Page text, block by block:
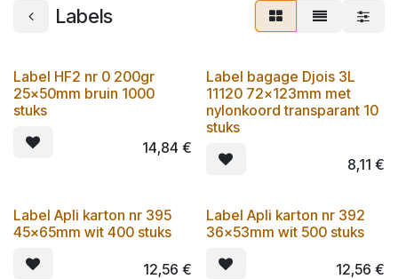
Labels
Label HF2 nr 0 200gr
25x50mm bruin 1000
stuks
14,84 €
Label bagage Djois 3L
11120 72x123mm met
nylonkoord transparant 10
stuks
8,11 €
Label Apli karton nr 395
45x65mm wit 400 stuks
12,56 €
Label Apli karton nr 392
36x53mm wit 500 stuks
12,56 €